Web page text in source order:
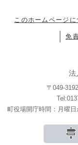
このホームページに
免
法
〒049-
町役場開庁時間：月曜